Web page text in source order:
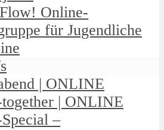
Online-
für Jugendliche
| ONLINE
| ONLINE
–